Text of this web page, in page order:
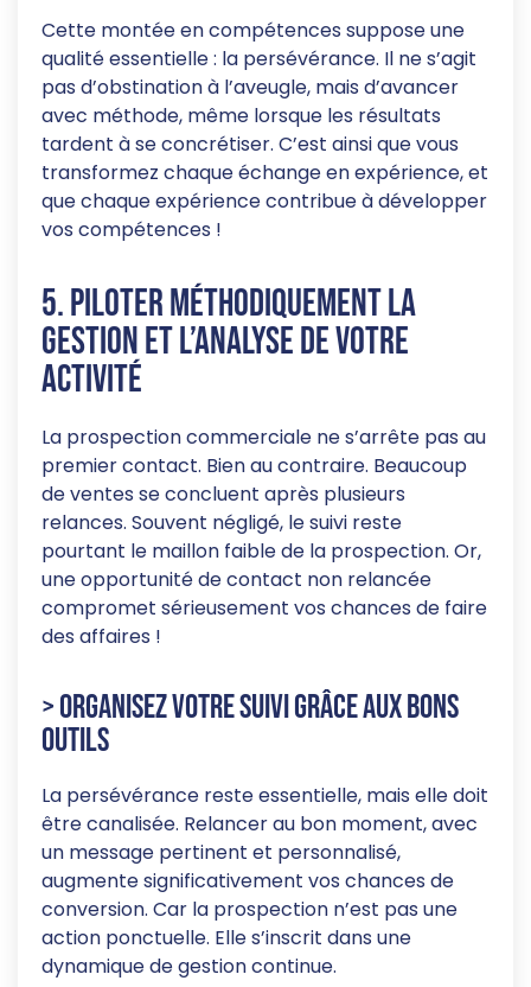
Cette montée en compétences suppose une
qualité essentielle : la persévérance. Il ne s’agit
pas d’obstination à l’aveugle, mais d’avancer
avec méthode, même lorsque les résultats
tardent à se concrétiser. C’est ainsi que vous
transformez chaque échange en expérience, et
que chaque expérience contribue à développer
vos compétences !
5. Piloter méthodiquement la
gestion et l’analyse de votre
activité
La prospection commerciale ne s’arrête pas au
premier contact. Bien au contraire. Beaucoup
de ventes se concluent après plusieurs
relances. Souvent négligé, le suivi reste
pourtant le maillon faible de la prospection. Or,
une opportunité de contact non relancée
compromet sérieusement vos chances de faire
des affaires !
> Organisez votre suivi grâce aux bons
outils
La persévérance reste essentielle, mais elle doit
être canalisée. Relancer au bon moment, avec
un message pertinent et personnalisé,
augmente significativement vos chances de
conversion. Car la prospection n’est pas une
action ponctuelle. Elle s’inscrit dans une
dynamique de gestion continue.